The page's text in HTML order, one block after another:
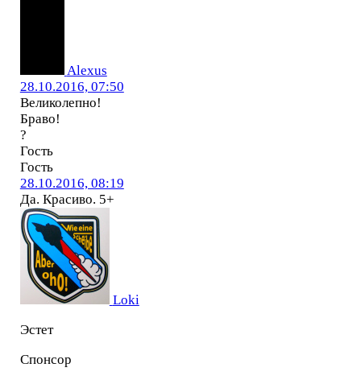
Alexus
28.10.2016, 07:50
Великолепно!
Браво!
?
Гость
Гость
28.10.2016, 08:19
Да. Красиво. 5+
Loki
Эстет
Спонсор